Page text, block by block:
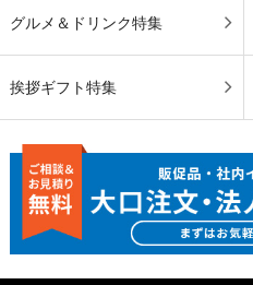
グルメ＆ドリンク特集
挨拶ギフト特集